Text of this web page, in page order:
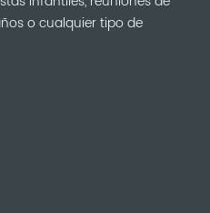
o cualquier tipo de